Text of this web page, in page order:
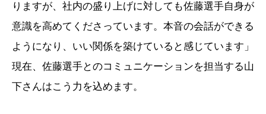
りますが、社内の盛り上げに対しても佐藤選手自身が
意識を高めてくださっています。本音の会話ができる
ようになり、いい関係を築けていると感じています」
現在、佐藤選手とのコミュニケーションを担当する山
下さんはこう力を込めます。